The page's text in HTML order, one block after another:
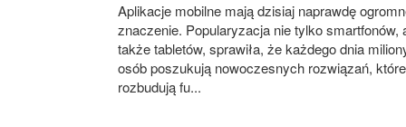
Aplikacje mobilne mają dzisiaj naprawdę
znaczenie. Popularyzacja nie tylko smartfonów,
także tabletów, sprawiła, że każdego dnia
osób poszukują nowoczesnych rozwiązań, które
rozbudują fu...